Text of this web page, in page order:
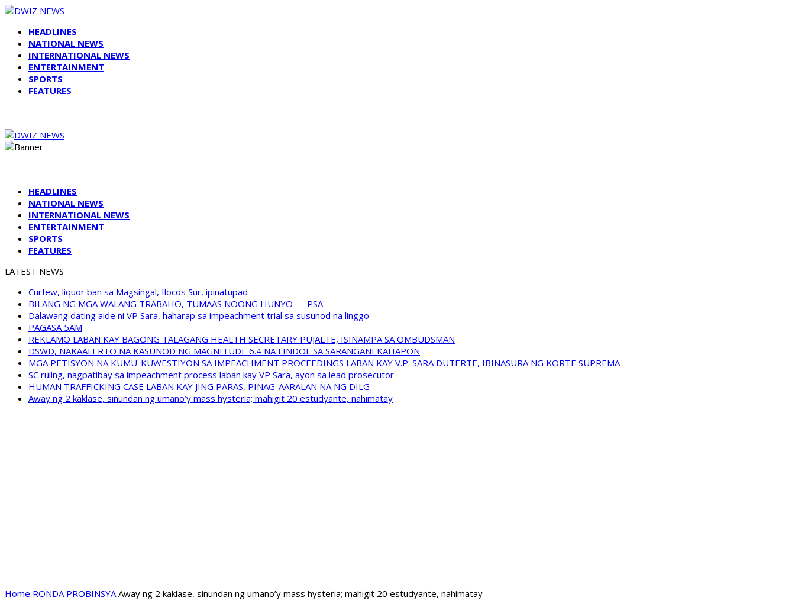
HEADLINES
NATIONAL NEWS
INTERNATIONAL NEWS
ENTERTAINMENT
SPORTS
FEATURES
HEADLINES
NATIONAL NEWS
INTERNATIONAL NEWS
ENTERTAINMENT
SPORTS
FEATURES
LATEST NEWS
Curfew, liquor ban sa Magsingal, Ilocos Sur, ipinatupad
BILANG NG MGA WALANG TRABAHO, TUMAAS NOONG HUNYO — PSA
Dalawang dating aide ni VP Sara, haharap sa impeachment trial sa susunod na linggo
PAGASA 5AM
REKLAMO LABAN KAY BAGONG TALAGANG HEALTH SECRETARY PUJALTE, ISINAMPA SA OMBUDSMAN
DSWD, NAKAALERTO NA KASUNOD NG MAGNITUDE 6.4 NA LINDOL SA SARANGANI KAHAPON
MGA PETISYON NA KUMU-KUWESTIYON SA IMPEACHMENT PROCEEDINGS LABAN KAY V.P. SARA DUTERTE, IBINASURA NG KORTE SUPREMA
SC ruling, nagpatibay sa impeachment process laban kay VP Sara, ayon sa lead prosecutor
HUMAN TRAFFICKING CASE LABAN KAY JING PARAS, PINAG-AARALAN NA NG DILG
Away ng 2 kaklase, sinundan ng umano’y mass hysteria; mahigit 20 estudyante, nahimatay
Home RONDA PROBINSYA Away ng 2 kaklase, sinundan ng umano’y mass hysteria; mahigit 20 estudyante, nahimatay